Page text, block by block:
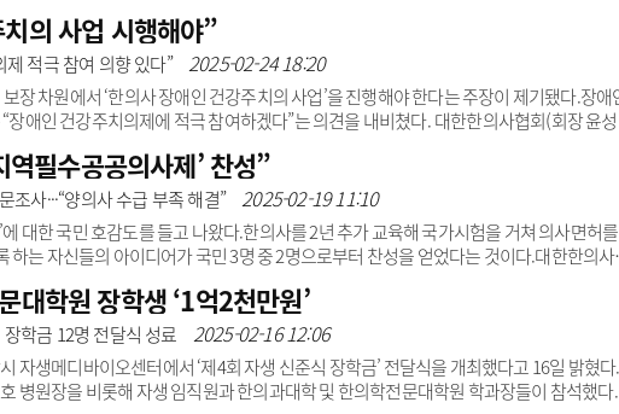
결 이후 한의사 X-ray 사용이 가능해보이지만 실제 사용에 제한이 있어 개선을 촉구하기 위
항소심에서 X-ray 방식 골밀도 측정기를 사용한 한의사에게 1심 판결과 같은 무죄를 선고
의 사업 시행해야”
적극 참여 의향 있다” 2025-02-24 18:20
장 차원에서 ‘한의사 장애인 건강주치의 사업’을 진행해야 한다는 주장이 제기됐다.장애
장애인 건강주치의제에 적극 참여하겠다”는 의견을 내비쳤다. 대한한의사협회(회장 윤성
문대학 교수가 좌장을 맡은 이번 토론회는 ▲장애인 건강주치의 사업 현 상황 및 개선 필
제도 도입 방안 연구 등의 주제 발표가 진행됐다. 서인환 한국장애인단체총연합회 정책위
에서 제외되고 있는지 문제를 제기했다.의과와 별개로 치..
필수공공의사제’ 찬성”
사···“양의사 수급 부족 해결” 2025-02-19 11:10
대한 국민 호감도를 들고 나왔다.한의사를 2년 추가 교육해 국가시험을 거쳐 의사면허
하는 자신들의 아이디어가 국민 3명 중 2명으로부터 찬성을 얻었다는 것이다.대한한의사
부터 27일까지 8일 간 실시했다.설문조사 결과, 지역필수공공의사제도 찬성은 64.8%, 반
가교육 이수 후 특정지역(의료취약지 등)에 한정해 의사 업무 일정부분을 대신하는 것에 대
돼야 한다’는 항목에도 68.8%가 찬성했다..
대학원 장학생 ‘1억2천만원’
학금 12명 전달식 성료 2025-02-16 12:06
자생메디바이오센터에서 ‘제4회 자생 신준식 장학금’ 전달식을 개최했다고 16일 밝혔다
병원장을 비롯해 자생 임직원과 한의과대학 및 한의학전문대학원 학과장들이 참석했다